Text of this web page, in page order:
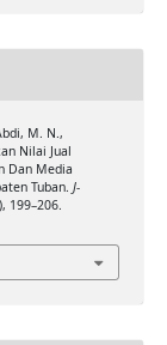
M. N.,
Nilai Jual
Dan Media
Tuban. J-
199–206.